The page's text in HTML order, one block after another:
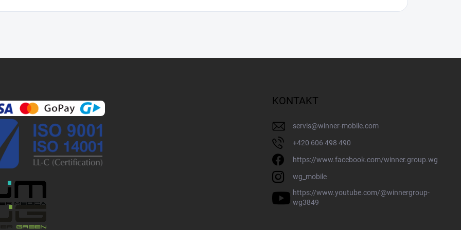
KONTAKT
servis@winner-mobile.com
+420 606 498 490
https://www.facebook.com/winner.group.wg
wg_mobile
https://www.youtube.com/@winnergroup-
wg3849